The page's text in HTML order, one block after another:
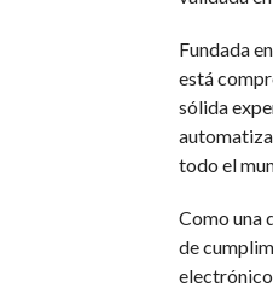
Fundada
está
sólida
todo el
Como una
de
electrónico